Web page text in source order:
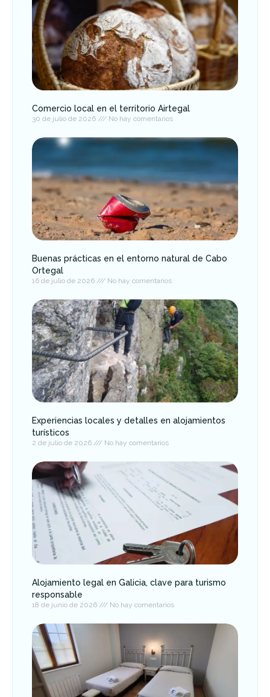
Comercio local en el territorio Airtegal
30 de julio de 2026 No hay comentarios
Buenas prácticas en el entorno natural de Cabo
Ortegal
16 de julio de 2026 No hay comentarios
Experiencias locales y detalles en alojamientos
turísticos
2 de julio de 2026 No hay comentarios
Alojamiento legal en Galicia, clave para turismo
responsable
18 de junio de 2026 No hay comentarios